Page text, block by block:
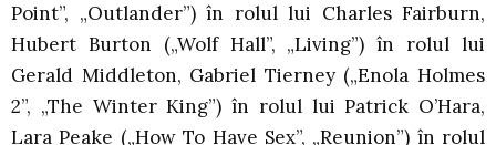
Point”, „Outlander”) în rolul lui Charles Fairburn,
Hubert Burton („Wolf Hall”, „Living”) în rolul lui
Gerald Middleton, Gabriel Tierney („Enola Holmes
2”, „The Winter King”) în rolul lui Patrick O’Hara,
Lara Peake („How To Have Sex”, „Reunion”) în rolul